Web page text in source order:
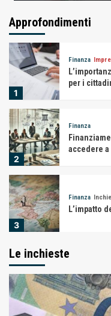
Approfondimenti
5
Imprese
1
Finanza
per i
2
Finanza
accedere
3
Finanza
L’impatto
4
Banche: il
Le inchieste